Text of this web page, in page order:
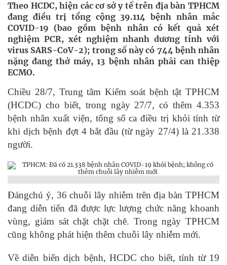
Theo HCDC, hiện các cơ sở y tế trên địa bàn TPHCM
đang điều trị tổng cộng 39.114 bệnh nhân mắc
COVID-19 (bao gồm bệnh nhân có kết quả xét
nghiệm PCR, xét nghiệm nhanh dương tính với
virus SARS-CoV-2); trong số này có 744 bệnh nhân
nặng đang thở máy, 13 bệnh nhân phải can thiệp
ECMO.
Chiều 28/7, Trung tâm Kiểm soát bệnh tật TPHCM
(HCDC) cho biết, trong ngày 27/7, có thêm 4.353
bệnh nhân xuất viện, tổng số ca điều trị khỏi tính từ
khi dịch bệnh đợt 4 bắt đầu (từ ngày 27/4) là 21.338
người.
Đángchú ý, 36 chuỗi lây nhiễm trên địa bàn TPHCM
đang diễn tiến đã được lực lượng chức năng khoanh
vùng, giám sát chặt chặt chẽ. Trong ngày TPHCM
cũng không phát hiện thêm chuỗi lây nhiễm mới.
Về diễn biến dịch bệnh, HCDC cho biết, tính từ 19